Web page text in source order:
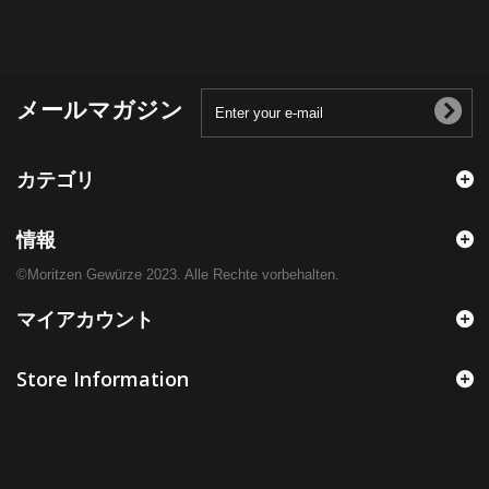
メールマガジン
カテゴリ
情報
©Moritzen Gewürze 2023. Alle Rechte vorbehalten.
マイアカウント
Store Information